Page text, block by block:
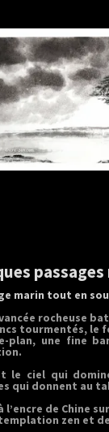
marin tout en
rocheuse
tourmentés, le
plan, une fine
le ciel qui
qui donnent au
l’encre de Chine
zen et